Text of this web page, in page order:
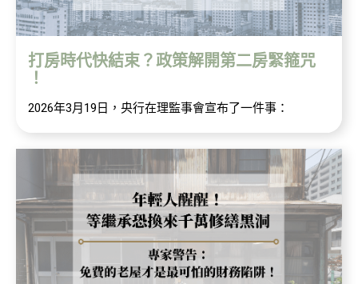
打房時代快結束？政策解開第二房緊箍咒
！
2026年3月19日，央行在理監事會宣布了一件事：